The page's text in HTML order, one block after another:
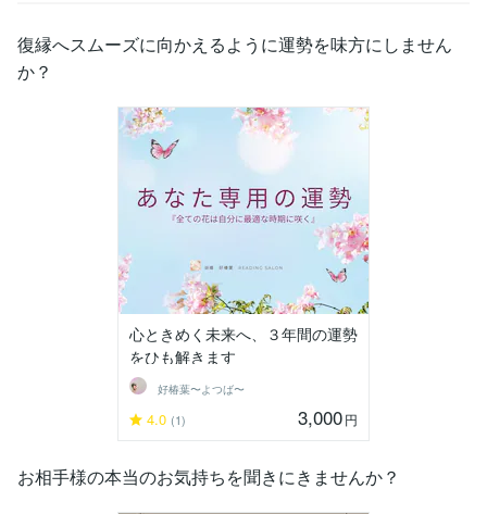
復縁へスムーズに向かえるように運勢を味方にしません
か？
心ときめく未来へ、３年間の運勢
をひも解きます
好椿葉〜よつば〜
4.0 (1) 3,000円
お相手様の本当のお気持ちを聞きにきませんか？